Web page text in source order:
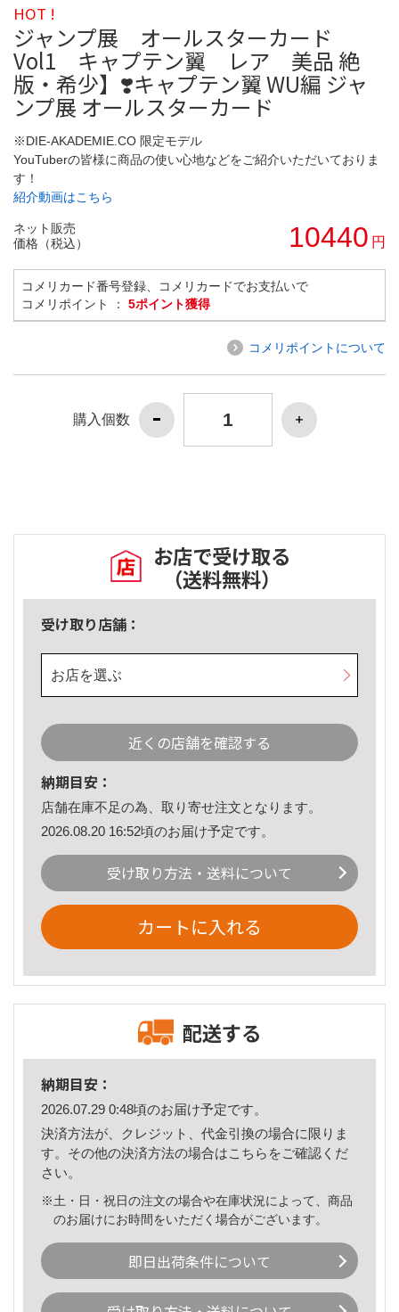
HOT !
ジャンプ展 オールスターカード
Vol1 キャプテン翼 レア 美品 絶
版・希少】❣️キャプテン翼 WU編 ジャ
ンプ展 オールスターカード
※DIE-AKADEMIE.CO 限定モデル
YouTuberの皆様に商品の使い心地などをご紹介いただいておりま
す！
紹介動画はこちら
ネット販売
価格（税込）
10440 円
コメリカード番号登録、コメリカードでお支払いで
コメリポイント ： 5ポイント獲得
コメリポイントについて
購入個数
お店で受け取る
（送料無料）
受け取り店舗：
お店を選ぶ
近くの店舗を確認する
納期目安：
店舗在庫不足の為、取り寄せ注文となります。
2026.08.20 16:52頃のお届け予定です。
受け取り方法・送料について
カートに入れる
配送する
納期目安：
2026.07.29 0:48頃のお届け予定です。
決済方法が、クレジット、代金引換の場合に限りま
す。その他の決済方法の場合はこちら をご確認くだ
さい。
※土・日・祝日の注文の場合や在庫状況によって、商品
のお届けにお時間をいただく場合がございます。
即日出荷条件について